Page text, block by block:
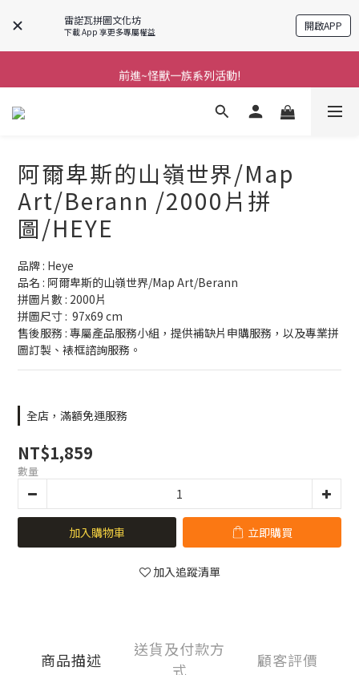
雷諾瓦拼圖文化坊
下載 App 享更多專屬權益 開啟APP
前進~怪獸一族系列活動!
前進~怪獸一族系列活動!
分享美好時光 ∣ APP好友推薦
阿爾卑斯的山嶺世界/Map
Art/Berann /2000片拼
圖/HEYE
品牌 : Heye
品名 : 阿爾卑斯的山嶺世界/Map Art/Berann
拼圖片數 : 2000片
拼圖尺寸 :  97x69 cm
售後服務 : 專屬產品服務小組，提供補缺片申購服務，以及專業拼
圖訂製、裱框諮詢服務。
全店，滿額免運服務
NT$1,859
數量
加入購物車 立即購買
加入追蹤清單
商品描述
送貨及付款方
式
顧客評價